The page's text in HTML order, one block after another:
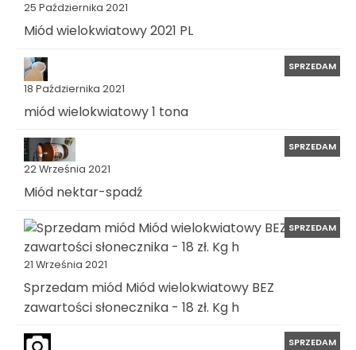
25 Października 2021
Miód wielokwiatowy 2021 PL
18 Października 2021
SPRZEDAM
miód wielokwiatowy 1 tona
22 Września 2021
SPRZEDAM
Miód nektar-spadź
21 Września 2021
SPRZEDAM
Sprzedam miód Miód wielokwiatowy BEZ
zawartości słonecznika - 18 zł. Kg h
SPRZEDAM